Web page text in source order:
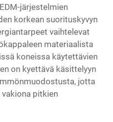
järjestelmien
korkean suorituskyvyn
vaihtelevat
materiaalista
koneissa käytettävien
on kyettävä käsittelyyn
jotta
pitkien